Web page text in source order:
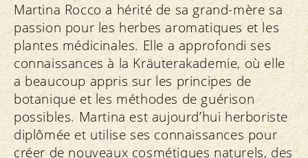
Martina Rocco a hérité de sa grand-mère sa
passion pour les herbes aromatiques et les
plantes médicinales. Elle a approfondi ses
connaissances à la Kräuterakademie, où elle
a beaucoup appris sur les principes de
botanique et les méthodes de guérison
possibles. Martina est aujourd’hui herboriste
diplômée et utilise ses connaissances pour
créer de nouveaux cosmétiques naturels, des